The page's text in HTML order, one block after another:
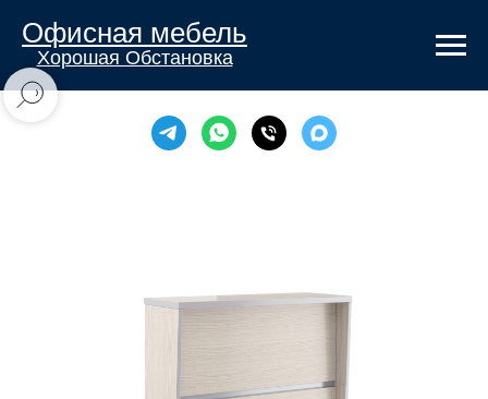
Офисная мебель
Хорошая Обстановка